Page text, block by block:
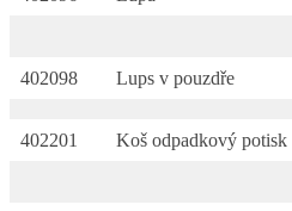
402098 Lups v pouzdře
402201 Koš odpadkový potisk